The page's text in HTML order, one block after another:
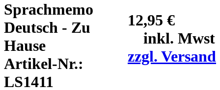
12,95 €
inkl. Mwst
zzgl. Versand
Sprachmemo
Deutsch - Zu
Hause
Artikel-Nr.:
LS1411